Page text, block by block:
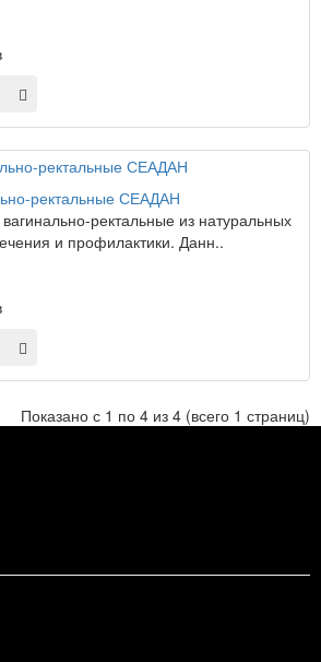
ректальные СЕАДАН
ректальные из натуральных
и профилактики. Данн..
Показано с 1 по 4 из 4 (всего 1 страниц)